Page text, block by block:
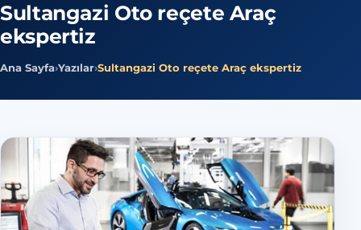
Sultangazi Oto reçete Araç
ekspertiz
Ana Sayfa›Yazılar›Sultangazi Oto reçete Araç ekspertiz